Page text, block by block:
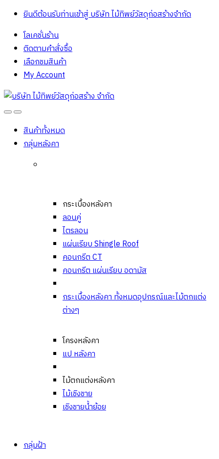
ยินดีต้อนรับท่านเข้าสู่ บริษัท ไม้ทิพย์วัสดุก่อสร้างจํากัด
โลเคชั่นร้าน
ติดตามคำสั่งซื้อ
เลือกชมสินค้า
My Account
OpenClose
สินค้าทั้งหมด
กลุ่มหลังคา
กระเบื้องหลังคา
ลอนคู่
ไตรลอน
แผ่นเรียบ Shingle Roof
คอนกรีต CT
คอนกรีต แผ่นเรียบ อดามัส
กระเบื้องหลังคา ทั้งหมดอุปกรณ์และไม้ตกแต่ง
ต่างๆ
โครงหลังคา
แป หลังคา
ไม้ตกแต่งหลังคา
ไม้เชิงชาย
เชิงชายน้ำย้อย
กลุ่มฝ้า